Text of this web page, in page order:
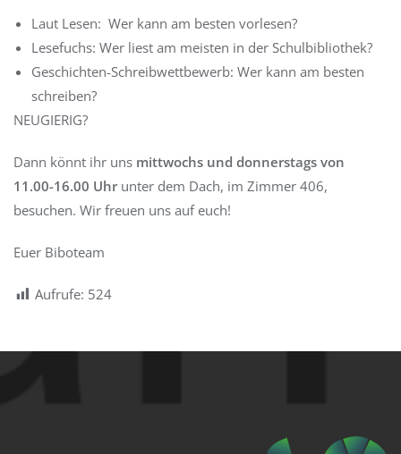
Laut Lesen: Wer kann am besten vorlesen?
Lesefuchs: Wer liest am meisten in der Schulbibliothek?
Geschichten-Schreibwettbewerb: Wer kann am besten
schreiben?
NEUGIERIG?
Dann könnt ihr uns mittwochs und donnerstags von
11.00-16.00 Uhr unter dem Dach, im Zimmer 406,
besuchen. Wir freuen uns auf euch!
Euer Biboteam
Aufrufe: 524